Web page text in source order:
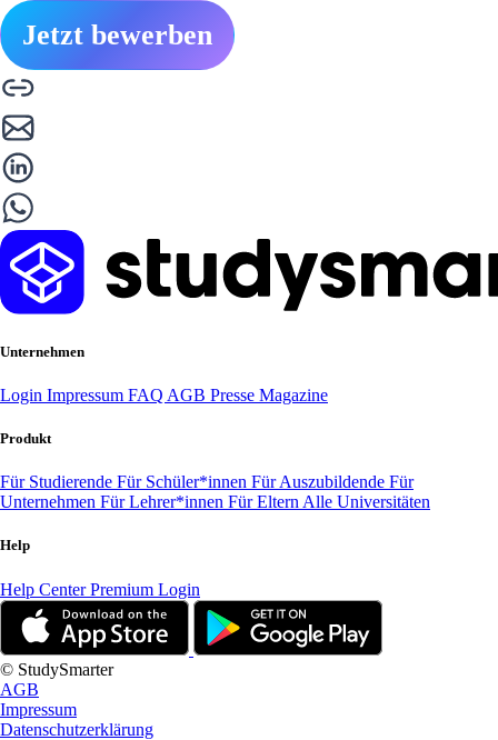
Jetzt bewerben
Unternehmen
Login Impressum FAQ AGB Presse Magazine
Produkt
Für Studierende Für Schüler*innen Für Auszubildende Für
Unternehmen Für Lehrer*innen Für Eltern Alle Universitäten
Help
Help CenterPremium Login
© StudySmarter
AGB
Impressum
Datenschutzerklärung